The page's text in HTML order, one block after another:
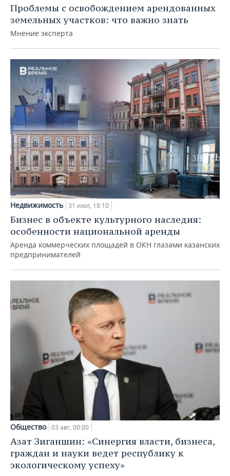
Проблемы с освобождением арендованных
земельных участков: что важно знать
Мнение эксперта
Недвижимость 31 июл, 18:10
Бизнес в объекте культурного наследия:
особенности национальной аренды
Аренда коммерческих площадей в ОКН глазами казанских
предпринимателей
Общество 03 авг, 00:00
Азат Зиганшин: «Синергия власти, бизнеса,
граждан и науки ведет республику к
экологическому успеху»